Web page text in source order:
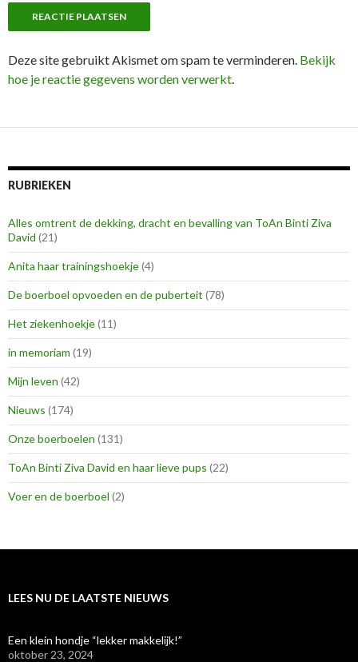
Deze site gebruikt Akismet om spam te verminderen. Bekijk
hoe je reactie gegevens worden verwerkt.
RUBRIEKEN
Alles omtrent de dekking, dracht en bevalling van ToAn Binti Ziva
David (21)
Anita haar trainingshoekje(4)
De boerboel opvoeden en de puberteit (78)
Het ziekenhoekje(11)
in memoriam (19)
Mijn leven (42)
Nieuws (174)
Onze boerboelen (131)
ToAn Binti Ziva David en haar lieve pups (22)
Voer en de boerboel (2)
LEES NU DE LAATSTE NIEUWS
Een klein hondje “lekker makkelijk!”
oktober 23, 2024